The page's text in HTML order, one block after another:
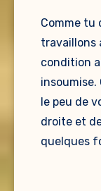
Comme tu
travaillons
condition
le peu de
droite et
quelques